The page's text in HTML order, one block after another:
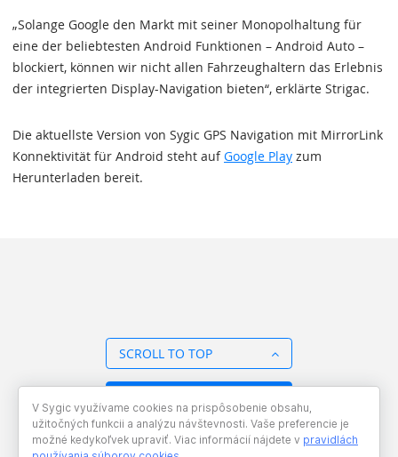
„Solange Google den Markt mit seiner Monopolhaltung für
eine der beliebtesten Android Funktionen – Android Auto –
blockiert, können wir nicht allen Fahrzeughaltern das Erlebnis
der integrierten Display-Navigation bieten“, erklärte Strigac.
Die aktuellste Version von Sygic GPS Navigation mit MirrorLink
Konnektivität für Android steht aufGoogle Play zum
Herunterladen bereit.
SCROLL TO TOP
V Sygic využívame cookies na prispôsobenie obsahu,
užitočných funkcii a analýzu návštevnosti. Vaše preferencie je
možné kedykoľvek upraviť. Viac informácií nájdete v pravidlách